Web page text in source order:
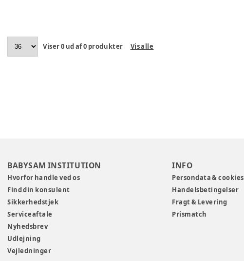
Viser0 ud af0 produkter Vis alle
BABYSAM INSTITUTION
Hvorfor handle ved os
Find din konsulent
Sikkerhedstjek
Serviceaftale
Nyhedsbrev
Udlejning
Vejledninger
INFO
Persondata & cookies
Handelsbetingelser
Fragt & Levering
Prismatch